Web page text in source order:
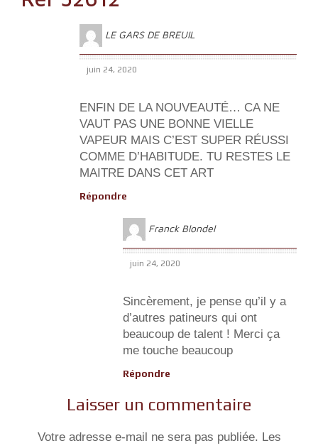
LE GARS DE BREUIL
juin 24, 2020
ENFIN DE LA NOUVEAUTÉ… CA NE
VAUT PAS UNE BONNE VIELLE
VAPEUR MAIS C’EST SUPER RÉUSSI
COMME D’HABITUDE. TU RESTES LE
MAITRE DANS CET ART
Répondre
Franck Blondel
juin 24, 2020
Sincèrement, je pense qu’il y a
d’autres patineurs qui ont
beaucoup de talent ! Merci ça
me touche beaucoup
Répondre
Laisser un commentaire
Votre adresse e-mail ne sera pas publiée. Les